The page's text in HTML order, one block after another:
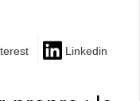
Linkedin